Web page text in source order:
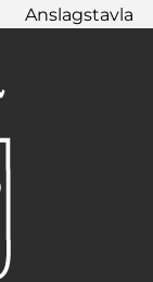
Anslagstavla